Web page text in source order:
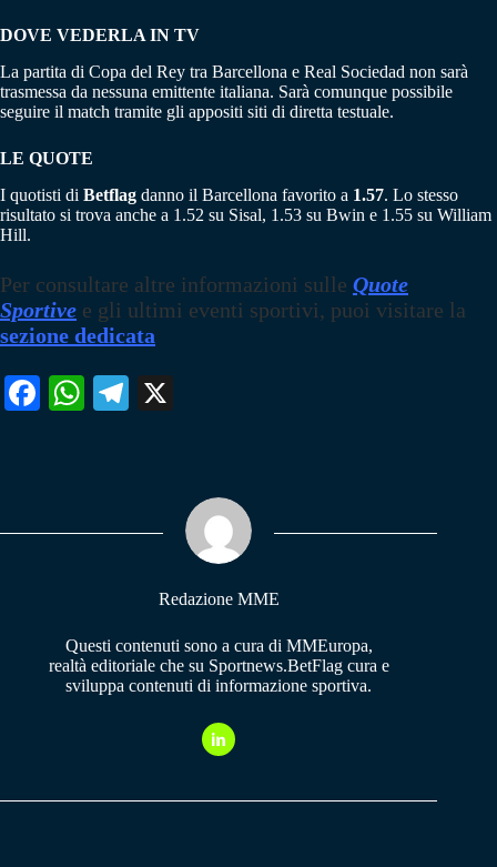
DOVE VEDERLA IN TV
La partita di Copa del Rey tra Barcellona e Real Sociedad non sarà
trasmessa da nessuna emittente italiana. Sarà comunque possibile
seguire il match tramite gli appositi siti di diretta testuale.
LE QUOTE
I quotisti di Betflag danno il Barcellona favorito a 1.57. Lo stesso
risultato si trova anche a 1.52 su Sisal, 1.53 su Bwin e 1.55 su William
Hill.
Per consultare altre informazioni sulle Quote
Sportive e gli ultimi eventi sportivi, puoi visitare la
sezione dedicata
Fa W
pp
Te
m
Redazione MME
Questi contenuti sono a cura di MMEuropa,
realtà editoriale che su Sportnews.BetFlag cura e
sviluppa contenuti di informazione sportiva.